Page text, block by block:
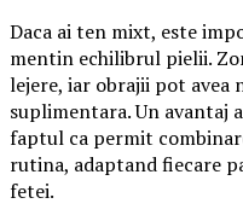
Daca ai ten mixt, este
mentin echilibrul pielii.
lejere, iar obrajii pot avea
suplimentara. Un avantaj
faptul ca permit
rutina, adaptand fiecare
fetei.